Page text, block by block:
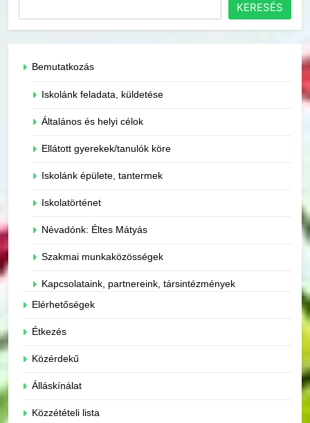
KERESÉS
Bemutatkozás
Iskolánk feladata, küldetése
Általános és helyi célok
Ellátott gyerekek/tanulók köre
Iskolánk épülete, tantermek
Iskolatörténet
Névadónk: Éltes Mátyás
Szakmai munkaközösségek
Kapcsolataink, partnereink, társintézmények
Elérhetőségek
Étkezés
Közérdekű
Álláskínálat
Közzétételi lista